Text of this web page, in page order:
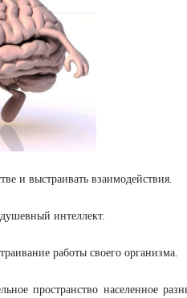
выстраивать взаимодействия.
интеллект.
работы своего организма.
пространство населенное